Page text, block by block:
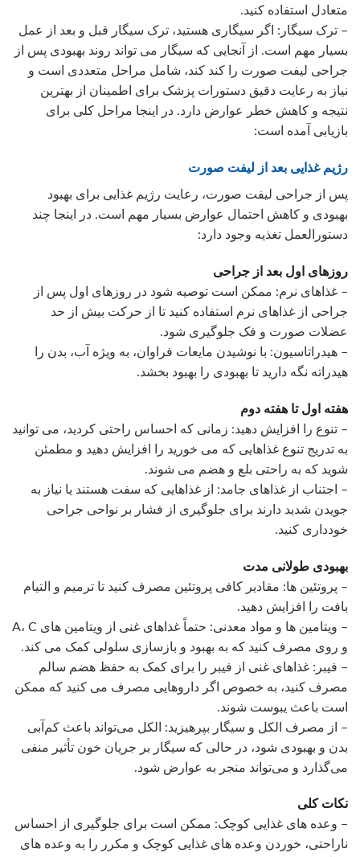
متعادل استفاده کنید.
– ترک سیگار: اگر سیگاری هستید، ترک سیگار قبل و بعد از عمل
بسیار مهم است. از آنجایی که سیگار می تواند روند بهبودی پس از
جراحی لیفت صورت را کند کند، شامل مراحل متعددی است و
نیاز به رعایت دقیق دستورات پزشک برای اطمینان از بهترین
نتیجه و کاهش خطر عوارض دارد. در اینجا مراحل کلی برای
بازیابی آمده است:
رژیم غذایی بعد از لیفت صورت
پس از جراحی لیفت صورت، رعایت رژیم غذایی برای بهبود
بهبودی و کاهش احتمال عوارض بسیار مهم است. در اینجا چند
دستورالعمل تغذیه وجود دارد:
روزهای اول بعد از جراحی
– غذاهای نرم: ممکن است توصیه شود در روزهای اول پس از
جراحی از غذاهای نرم استفاده کنید تا از حرکت بیش از حد
عضلات صورت و فک جلوگیری شود.
– هیدراتاسیون: با نوشیدن مایعات فراوان، به ویژه آب، بدن را
هیدراته نگه دارید تا بهبودی را بهبود بخشد.
هفته اول تا هفته دوم
– تنوع را افزایش دهید: زمانی که احساس راحتی کردید، می توانید
به تدریج تنوع غذاهایی که می خورید را افزایش دهید و مطمئن
شوید که به راحتی بلع و هضم می شوند.
– اجتناب از غذاهای جامد: از غذاهایی که سفت هستند یا نیاز به
جویدن شدید دارند برای جلوگیری از فشار بر نواحی جراحی
خودداری کنید.
بهبودی طولانی مدت
– پروتئین ها: مقادیر کافی پروتئین مصرف کنید تا ترمیم و التیام
بافت را افزایش دهید.
– ویتامین ها و مواد معدنی: حتماً غذاهای غنی از ویتامین های A، C
و روی مصرف کنید که به بهبود و بازسازی سلولی کمک می کند.
– فیبر: غذاهای غنی از فیبر را برای کمک به حفظ هضم سالم
مصرف کنید، به خصوص اگر داروهایی مصرف می کنید که ممکن
است باعث یبوست شوند.
– از مصرف الکل و سیگار بپرهیزید: الکل می‌تواند باعث کم‌آبی
بدن و بهبودی شود، در حالی که سیگار بر جریان خون تأثیر منفی
می‌گذارد و می‌تواند منجر به عوارض شود.
نکات کلی
– وعده های غذایی کوچک: ممکن است برای جلوگیری از احساس
ناراحتی، خوردن وعده های غذایی کوچک و مکرر را به وعده های